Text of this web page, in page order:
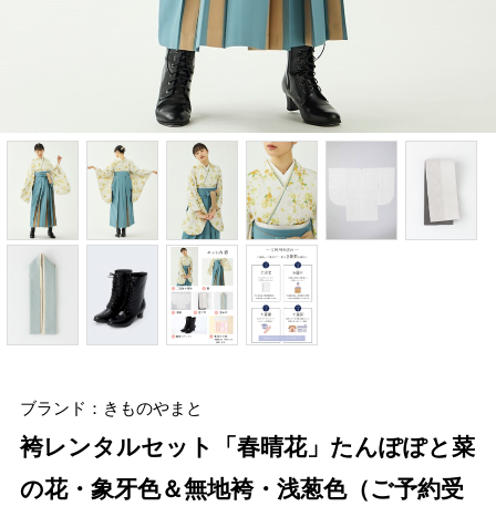
ブランド：きものやまと
袴レンタルセット「春晴花」たんぽぽと菜
の花・象牙色＆無地袴・浅葱色（ご予約受